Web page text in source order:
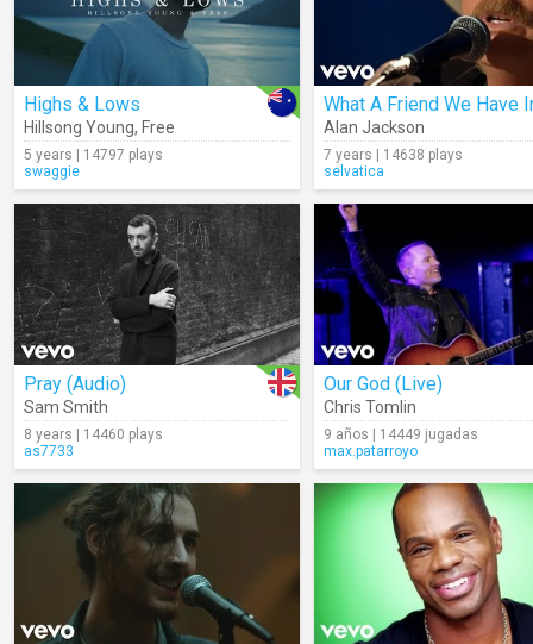
Highs & Lows
Hillsong Young, Free
5 years | 14797 plays
swaggie
Alan Jackson
7 years | 14638 plays
selvatica
Pray (Audio)
Sam Smith
8 years | 14460 plays
as7733
Our God (Live)
Chris Tomlin
9 años | 14449 jugadas
max.patarroyo